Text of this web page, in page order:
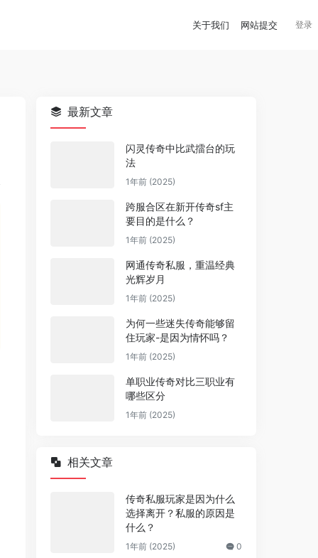
关于我们 网站提交 登录
最新文章
闪灵传奇中比武擂台的玩
法
1年前 (2025)
跨服合区在新开传奇sf主
要目的是什么？
1年前 (2025)
网通传奇私服，重温经典
光辉岁月
1年前 (2025)
为何一些迷失传奇能够留
住玩家-是因为情怀吗？
1年前 (2025)
单职业传奇对比三职业有
哪些区分
1年前 (2025)
相关文章
传奇私服玩家是因为什么
选择离开？私服的原因是
什么？
1年前 (2025) 0